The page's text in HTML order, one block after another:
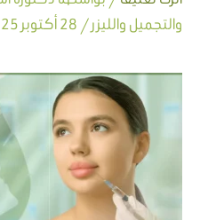
والتجميل والليزر/ 28 أكتوبر 2025